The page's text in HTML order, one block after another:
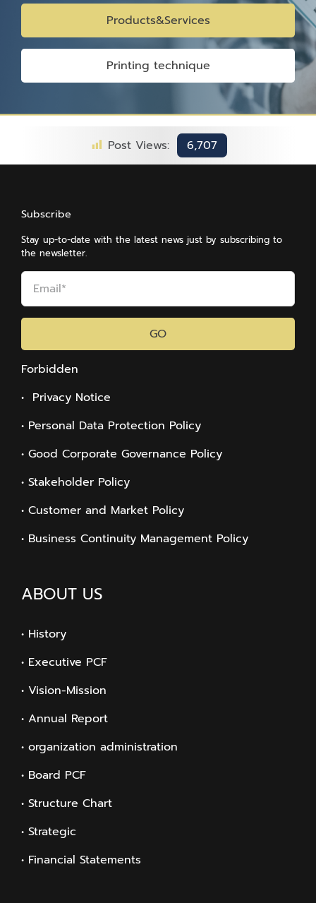
Products&Services
Printing technique
Post Views: 6,707
Subscribe
Stay up-to-date with the latest news just by subscribing to
the newsletter.
GO
Forbidden
• Privacy Notice
• Personal Data Protection Policy
• Good Corporate Governance Policy
• Stakeholder Policy
• Customer and Market Policy
• Business Continuity Management Policy
ABOUT US
• History
• Executive PCF
• Vision-Mission
• Annual Report
• organization administration
• Board PCF
• Structure Chart
• Strategic
• Financial Statements